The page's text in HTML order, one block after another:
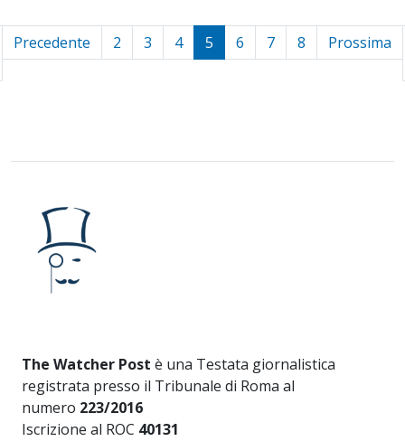
Precedente 2 3 4 5 6 7 8 Prossima
The Watcher Post è una Testata giornalistica
registrata presso il Tribunale di Roma al
numero 223/2016
Iscrizione al ROC 40131